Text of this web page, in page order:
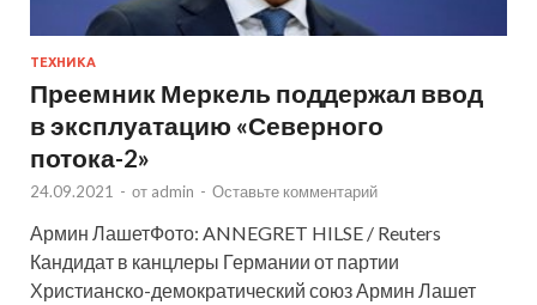
ТЕХНИКА
Преемник Меркель поддержал ввод
в эксплуатацию «Северного
потока-2»
24.09.2021 - от admin - Оставьте комментарий
Армин ЛашетФото: ANNEGRET HILSE / Reuters
Кандидат в канцлеры Германии от партии
Христианско-демократический союз Армин Лашет